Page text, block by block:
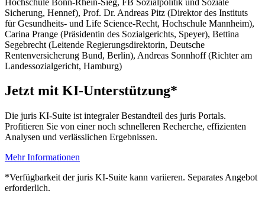
Sicherung, Hennef), Prof. Dr. Andreas Pitz (Direktor des Instituts
für Gesundheits- und Life Science-Recht, Hochschule Mannheim),
Carina Prange (Präsidentin des Sozialgerichts, Speyer), Bettina
Segebrecht (Leitende Regierungsdirektorin, Deutsche
Rentenversicherung Bund, Berlin), Andreas Sonnhoff (Richter am
Landessozialgericht, Hamburg)
Jetzt mit KI-Unterstützung*
Die juris KI-Suite ist integraler Bestandteil des juris Portals.
Profitieren Sie von einer noch schnelleren Recherche, effizienten
Analysen und verlässlichen Ergebnissen.
Mehr Informationen
*Verfügbarkeit der juris KI-Suite kann variieren. Separates Angebot
erforderlich.